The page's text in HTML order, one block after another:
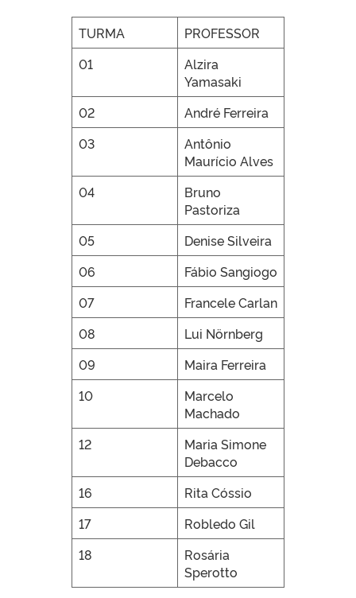
TURMA
PROFESSOR
01
Alzira
Yamasaki
02
André Ferreira
03
Antônio
Maurício Alves
04
Bruno
Pastoriza
05
Denise Silveira
06
Fábio Sangiogo
07
Francele Carlan
08
Lui Nörnberg
09
Maira Ferreira
10
Marcelo
Machado
12
Maria Simone
Debacco
16
Rita Cóssio
17
Robledo Gil
18
Rosária
Sperotto